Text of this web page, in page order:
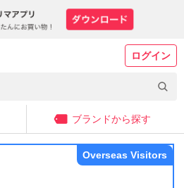
ログイン
ブランドから探す
Overseas Visitors